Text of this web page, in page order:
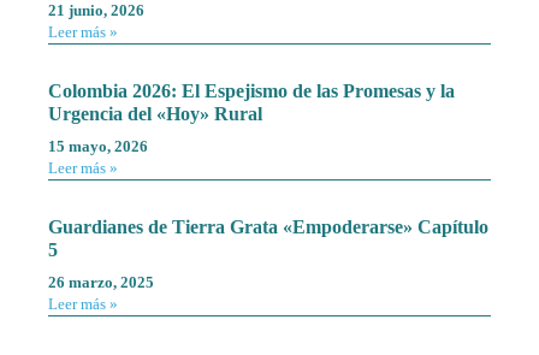
21 junio, 2026
Leer más »
Colombia 2026: El Espejismo de las Promesas y la
Urgencia del «Hoy» Rural
15 mayo, 2026
Leer más »
Guardianes de Tierra Grata «Empoderarse» Capítulo
5
26 marzo, 2025
Leer más »